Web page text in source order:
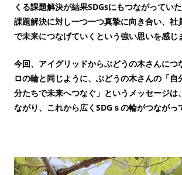
くる課題解決が結果SDGsにもつながってい
課題解決に対し一つ一つ真摯に向き合い、社
で未来につなげていくという強い思いを感じ
今回、アイグリッドからぶどうの木さんにつ
ロの輪と同じように、ぶどうの木さんの「自
分たちで未来へつなぐ」というメッセージは
ながり、これから広くSDGｓの輪がつながっ